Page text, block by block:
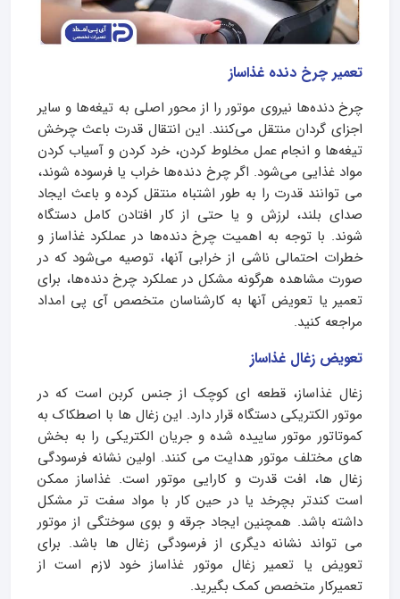
تعمیر چرخ دنده غذاساز
چرخ دنده‌ها نیروی موتور را از محور اصلی به تیغه‌ها و سایر
اجزای گردان منتقل می‌کنند. این انتقال قدرت باعث چرخش
تیغه‌ها و انجام عمل مخلوط کردن، خرد کردن و آسیاب کردن
مواد غذایی می‌شود. اگر چرخ دنده‌ها خراب یا فرسوده شوند،
می توانند قدرت را به طور اشتباه منتقل کرده و باعث ایجاد
صدای بلند، لرزش و یا حتی از کار افتادن کامل دستگاه
شوند. با توجه به اهمیت چرخ دنده‌ها در عملکرد غذاساز و
خطرات احتمالی ناشی از خرابی آنها، توصیه می‌شود که در
صورت مشاهده هرگونه مشکل در عملکرد چرخ دنده‌ها، برای
تعمیر یا تعویض آنها به کارشناسان متخصص آی پی امداد
مراجعه کنید.
تعویض زغال غذاساز
زغال غذاساز، قطعه ای کوچک از جنس کربن است که در
موتور الکتریکی دستگاه قرار دارد. این زغال ها با اصطکاک به
کموتاتور موتور ساییده شده و جریان الکتریکی را به بخش
های مختلف موتور هدایت می کنند. اولین نشانه فرسودگی
زغال ها، افت قدرت و کارایی موتور است. غذاساز ممکن
است کندتر بچرخد یا در حین کار با مواد سفت تر مشکل
داشته باشد. همچنین ایجاد جرقه و بوی سوختگی از موتور
می تواند نشانه دیگری از فرسودگی زغال ها باشد. برای
تعویض یا تعمیر زغال موتور غذاساز خود لازم است از
تعمیرکار متخصص کمک بگیرید.